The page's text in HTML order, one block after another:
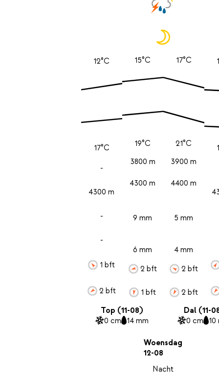
12°C
17°C
-
4300 m
-
-
1 bft
2 bft
15°C
19°C
3800 m
4300 m
9 mm
6 mm
2 bft
1 bft
17°C
21°C
3900 m
4400 m
5 mm
4 mm
2 bft
2 bft
Top (11-08)
0 cm 14 mm
Dal (11-
0 cm 10
Woensdag
12-08
Nacht